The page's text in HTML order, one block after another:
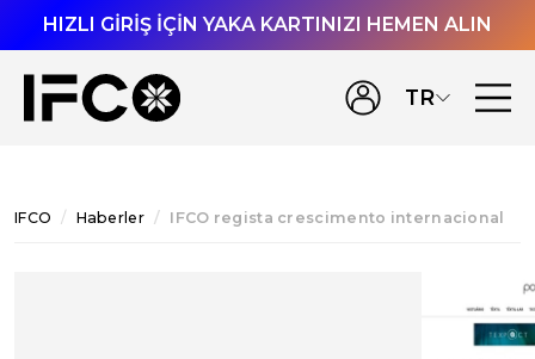
HIZLI GİRİŞ İÇİN YAKA KARTINIZI HEMEN ALIN
TR
IFCO Haberler IFCO regista crescimento internacional